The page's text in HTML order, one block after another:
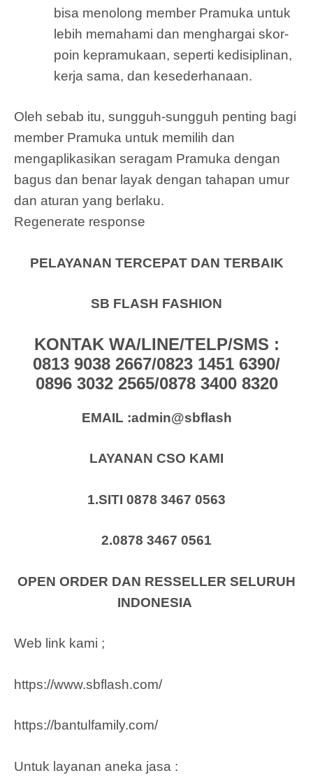
bisa menolong member Pramuka untuk
lebih memahami dan menghargai skor-
poin kepramukaan, seperti kedisiplinan,
kerja sama, dan kesederhanaan.
Oleh sebab itu, sungguh-sungguh penting bagi
member Pramuka untuk memilih dan
mengaplikasikan seragam Pramuka dengan
bagus dan benar layak dengan tahapan umur
dan aturan yang berlaku.
Regenerate response
PELAYANAN TERCEPAT DAN TERBAIK
SB FLASH FASHION
KONTAK WA/LINE/TELP/SMS :
0813 9038 2667/0823 1451 6390/
0896 3032 2565/0878 3400 8320
EMAIL :admin@sbflash
LAYANAN CSO KAMI
1.SITI 0878 3467 0563
2.0878 3467 0561
OPEN ORDER DAN RESSELLER SELURUH
INDONESIA
Web link kami ;
https://www.sbflash.com/
https://bantulfamily.com/
Untuk layanan aneka jasa :